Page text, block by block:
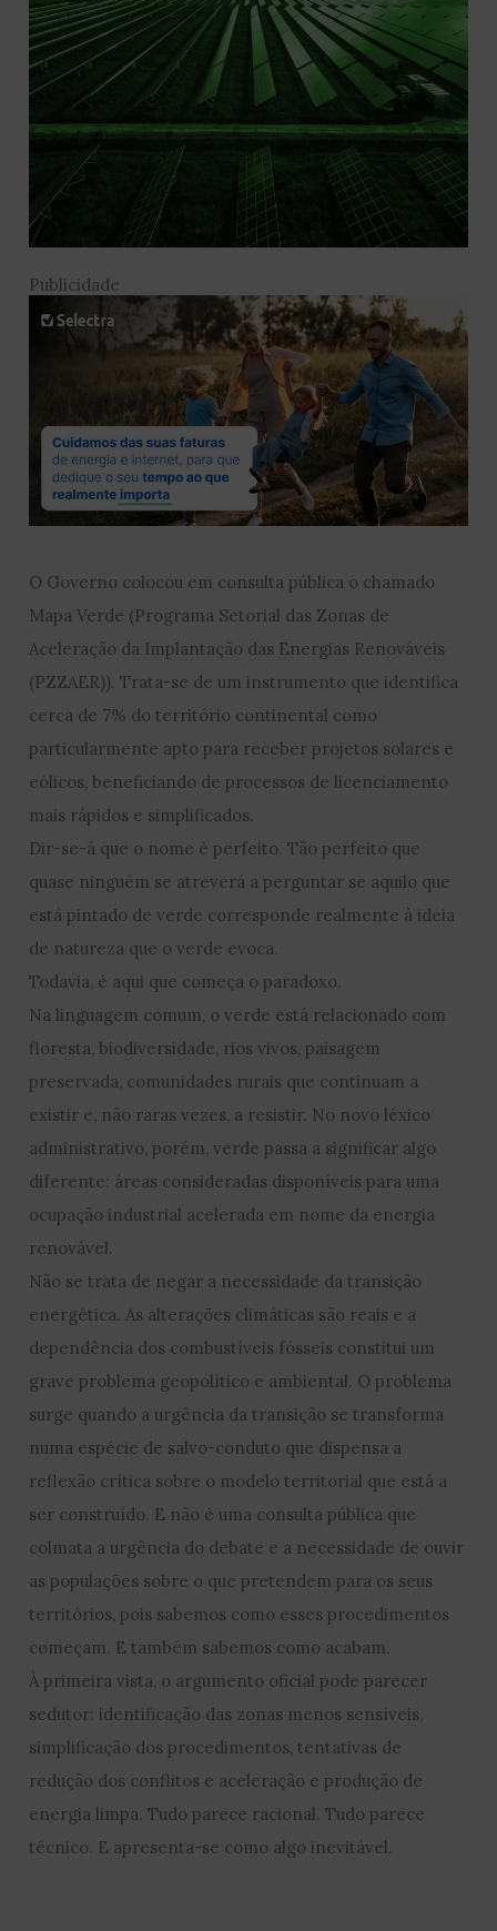
Publicidade
O Governo colocou em consulta pública o chamado
Mapa Verde (Programa Setorial das Zonas de
Aceleração da Implantação das Energias Renováveis
(PZZAER)). Trata-se de um instrumento que identifica
cerca de 7% do território continental como
particularmente apto para receber projetos solares e
eólicos, beneficiando de processos de licenciamento
mais rápidos e simplificados.
Dir-se-á que o nome é perfeito. Tão perfeito que
quase ninguém se atreverá a perguntar se aquilo que
está pintado de verde corresponde realmente à ideia
de natureza que o verde evoca.
Todavia, é aqui que começa o paradoxo.
Na linguagem comum, o verde está relacionado com
floresta, biodiversidade, rios vivos, paisagem
preservada, comunidades rurais que continuam a
existir e, não raras vezes, a resistir. No novo léxico
administrativo, porém, verde passa a significar algo
diferente: áreas consideradas disponíveis para uma
ocupação industrial acelerada em nome da energia
renovável.
Não se trata de negar a necessidade da transição
energética. As alterações climáticas são reais e a
dependência dos combustíveis fósseis constitui um
grave problema geopolítico e ambiental. O problema
surge quando a urgência da transição se transforma
numa espécie de salvo-conduto que dispensa a
reflexão crítica sobre o modelo territorial que está a
ser construído. E não é uma consulta pública que
colmata a urgência do debate e a necessidade de ouvir
as populações sobre o que pretendem para os seus
territórios, pois sabemos como esses procedimentos
começam. E também sabemos como acabam.
À primeira vista, o argumento oficial pode parecer
sedutor: identificação das zonas menos sensíveis,
simplificação dos procedimentos, tentativas de
redução dos conflitos e aceleração e produção de
energia limpa. Tudo parece racional. Tudo parece
técnico. E apresenta-se como algo inevitável.